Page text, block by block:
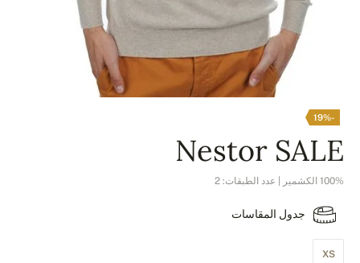
-19%
Nestor SALE
100% الكشمير | عدد الطبقات: 2
جدول المقاسات
XS